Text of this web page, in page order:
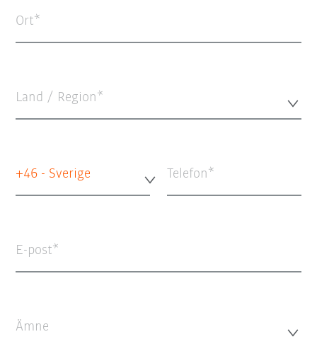
Ort
Land / Region*
+46 - Sverige Telefon
E-post
Ämne